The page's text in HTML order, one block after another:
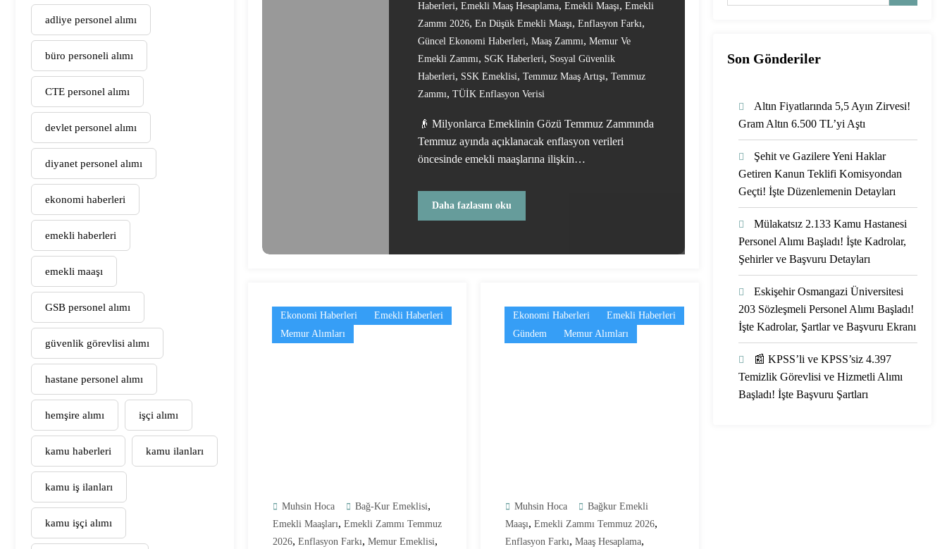
adliye personel alımı
büro personeli alımı
CTE personel alımı
devlet personel alımı
diyanet personel alımı
ekonomi haberleri
emekli haberleri
emekli maaşı
GSB personel alımı
güvenlik görevlisi alımı
hastane personel alımı
hemşire alımı işçi alımı
kamu haberleri kamu ilanları
kamu iş ilanları
kamu işçi alımı
Haberleri, Emekli Maaş Hesaplama, Emekli Maaşı, Emekli
Zammı 2026, En Düşük Emekli Maaşı, Enflasyon Farkı,
Güncel Ekonomi Haberleri, Maaş Zammı, Memur Ve
Emekli Zammı, SGK Haberleri, Sosyal Güvenlik
Haberleri, SSK Emeklisi, Temmuz Maaş Artışı, Temmuz
Zammı, TÜİK Enflasyon Verisi
👴 Milyonlarca Emeklinin Gözü Temmuz Zammında
Temmuz ayında açıklanacak enflasyon verileri
öncesinde emekli maaşlarına ilişkin…
Daha fazlasını oku
Ekonomi Haberleri
Emekli Haberleri
Memur Alımları
Muhsin Hoca Bağ-Kur Emeklisi,
Emekli Maaşları, Emekli Zammı Temmuz
2026, Enflasyon Farkı, Memur Emeklisi,
Ekonomi Haberleri
Emekli Haberleri
Gündem
Memur Alımları
Muhsin Hoca
Bağkur Emekli
Maaşı, Emekli Zammı Temmuz 2026,
Enflasyon Farkı, Maaş Hesaplama,
Son Gönderiler
Altın Fiyatlarında 5,5 Ayın Zirvesi!
Gram Altın 6.500 TL’yi Aştı
Şehit ve Gazilere Yeni Haklar
Getiren Kanun Teklifi Komisyondan
Geçti! İşte Düzenlemenin Detayları
Mülakatsız 2.133 Kamu Hastanesi
Personel Alımı Başladı! İşte Kadrolar,
Şehirler ve Başvuru Detayları
Eskişehir Osmangazi Üniversitesi
203 Sözleşmeli Personel Alımı Başladı!
İşte Kadrolar, Şartlar ve Başvuru Ekranı
📰 KPSS’li ve KPSS’siz 4.397
Temizlik Görevlisi ve Hizmetli Alımı
Başladı! İşte Başvuru Şartları